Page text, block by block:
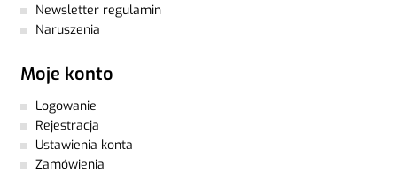
Newsletter regulamin
Naruszenia
Moje konto
Logowanie
Rejestracja
Ustawienia konta
Zamówienia